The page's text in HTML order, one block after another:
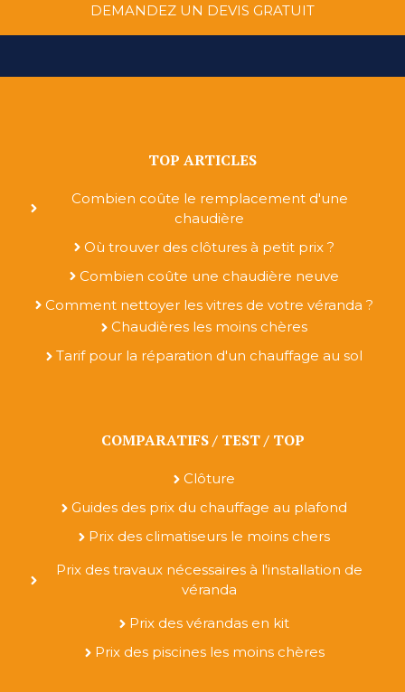
DEMANDEZ UN DEVIS GRATUIT
TOP ARTICLES
Combien coûte le remplacement d'une
chaudière
Où trouver des clôtures à petit prix ?
Combien coûte une chaudière neuve
Comment nettoyer les vitres de votre véranda ?
Chaudières les moins chères
Tarif pour la réparation d'un chauffage au sol
COMPARATIFS / TEST / TOP
Clôture
Guides des prix du chauffage au plafond
Prix des climatiseurs le moins chers
Prix des travaux nécessaires à l'installation de
véranda
Prix des vérandas en kit
Prix des piscines les moins chères